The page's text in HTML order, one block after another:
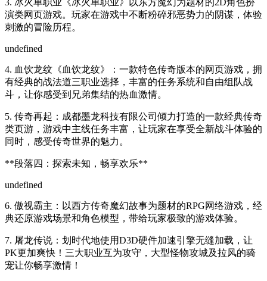
演类网页游戏。玩家在游戏中不断粉碎邪恶势力的阴谋，体验
刺激的冒险历程。
undefined
4. 血饮龙纹《血饮龙纹》：一款特色传奇版本的网页游戏，拥
有经典的战法道三职业选择，丰富的任务系统和自由组队战
斗，让你感受到兄弟集结的热血激情。
5. 传奇再起：成都墨龙科技有限公司倾力打造的一款经典传奇
类页游，游戏中主线任务丰富，让玩家在享受全新战斗体验的
同时，感受传奇世界的魅力。
**段落四：探索未知，畅享欢乐**
undefined
6. 傲视霸主：以西方传奇魔幻故事为题材的RPG网络游戏，经
典还原游戏场景和角色模型，带给玩家极致的游戏体验。
7. 屠龙传说：划时代地使用D3D硬件加速引擎无缝加载，让
PK更加爽快！三大职业互为攻守，大型怪物攻城及拉风的骑
宠让你畅享激情！